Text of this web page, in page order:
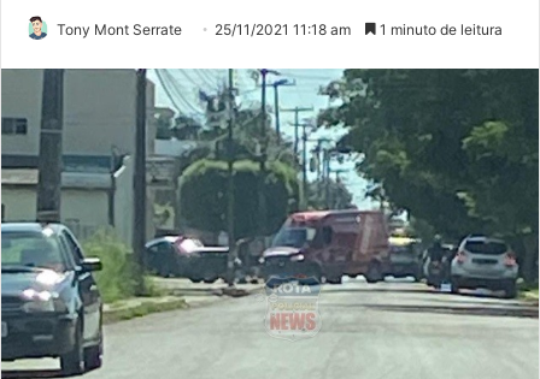
Tony Mont Serrate 25/11/2021 11:18 am 1 minuto de leitura